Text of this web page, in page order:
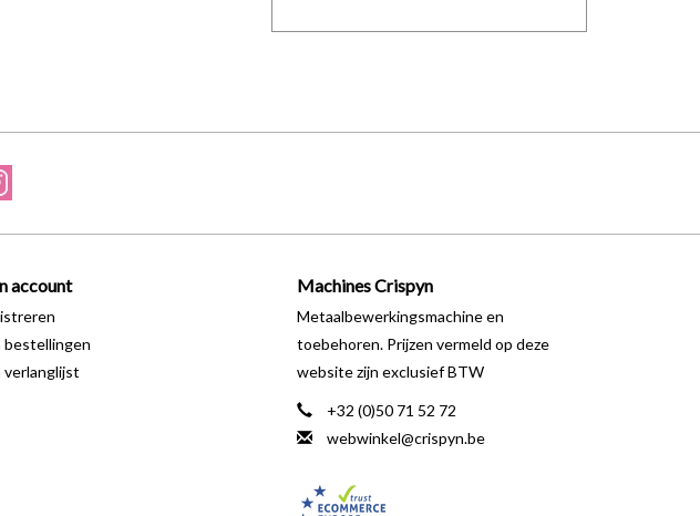
account
bestellingen
verlanglijst
Machines Crispyn
Metaalbewerkingsmachine en
toebehoren. Prijzen vermeld op deze
website zijn exclusief BTW
+32 (0)50 71 52 72
webwinkel@crispyn.be